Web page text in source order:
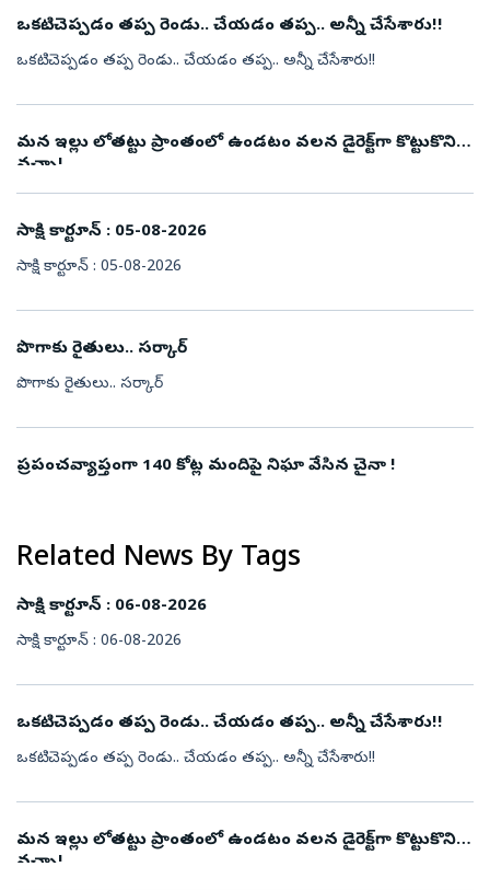
ఒకటి.. చెప్పడం తప్ప రెండు.. చేయడం తప్ప.. అన్నీ చేసేశారు!!
ఒకటి.. చెప్పడం తప్ప రెండు.. చేయడం తప్ప.. అన్నీ చేసేశారు!!
మన ఇల్లు లోతట్టు ప్రాంతంలో ఉండటం వలన డైరెక్ట్‌గా కొట్టుకొని
వచ్చా!
సాక్షి కార్టూన్‌ : 05-08-2026
సాక్షి కార్టూన్‌ : 05-08-2026
పొగాకు రైతులు.. సర్కార్‌
పొగాకు రైతులు.. సర్కార్‌
ప్రపంచవ్యాప్తంగా 140 కోట్ల మందిపై నిఘా వేసిన చైనా !
Related News By Tags
సాక్షి కార్టూన్‌ : 06-08-2026
సాక్షి కార్టూన్‌ : 06-08-2026
ఒకటి.. చెప్పడం తప్ప రెండు.. చేయడం తప్ప.. అన్నీ చేసేశారు!!
ఒకటి.. చెప్పడం తప్ప రెండు.. చేయడం తప్ప.. అన్నీ చేసేశారు!!
మన ఇల్లు లోతట్టు ప్రాంతంలో ఉండటం వలన డైరెక్ట్‌గా కొట్టుకొని
వచ్చా!